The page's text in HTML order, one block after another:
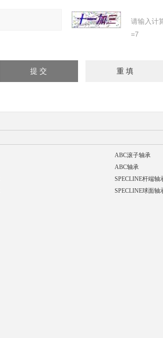
请输入计
=7
ABC滚子轴承
ABC轴承
SPECLINE杆端轴
SPECLINE球面轴